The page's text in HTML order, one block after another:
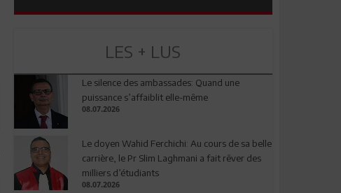
LES + LUS
Le silence des ambassades: Quand une
puissance s’affaiblit elle-même
08.07.2026
Le doyen Wahid Ferchichi: Au cours de sa belle
carrière, le Pr Slim Laghmani a fait rêver des
milliers d’étudiants
08.07.2026